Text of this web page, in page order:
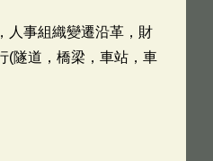
人事組織變遷沿革，財
(隧道，橋梁，車站，車